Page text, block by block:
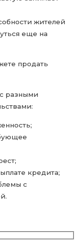
жителей
еще на
продать
разными
кредита;
с